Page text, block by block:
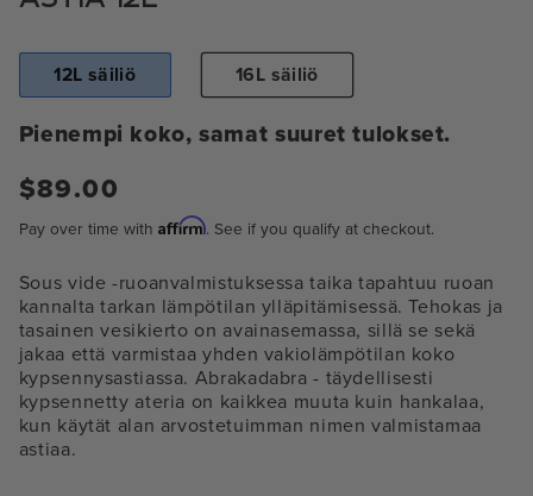
12L säiliö 16L säiliö
Pienempi koko, samat suuret tulokset.
Normaali
$89.00
Pay over time with Affirm. See if you qualify at checkout.
Sous vide -ruoanvalmistuksessa taika tapahtuu ruoan
kannalta tarkan lämpötilan ylläpitämisessä. Tehokas ja
tasainen vesikierto on avainasemassa, sillä se sekä
jakaa että varmistaa yhden vakiolämpötilan koko
kypsennysastiassa. Abrakadabra - täydellisesti
kypsennetty ateria on kaikkea muuta kuin hankalaa,
kun käytät alan arvostetuimman nimen valmistamaa
astiaa.